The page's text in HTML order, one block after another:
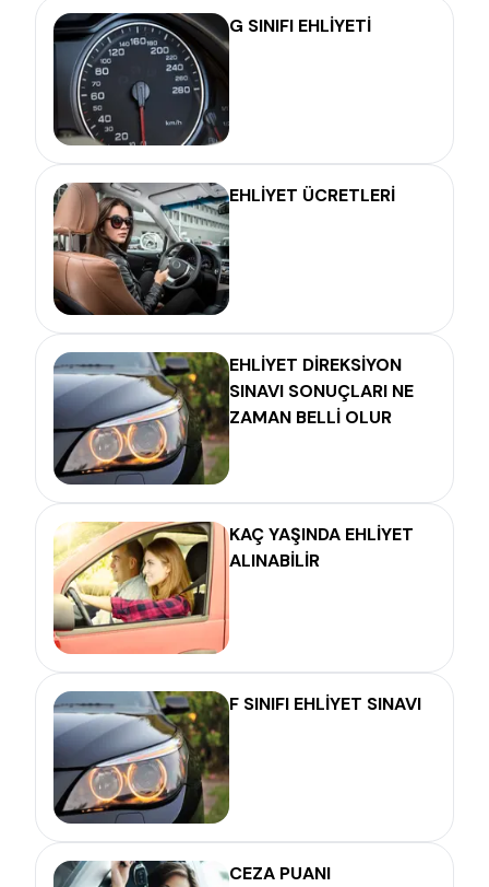
G SINIFI EHLİYETİ
EHLİYET ÜCRETLERİ
EHLİYET DİREKSİYON
SINAVI SONUÇLARI NE
ZAMAN BELLİ OLUR
KAÇ YAŞINDA EHLİYET
ALINABİLİR
F SINIFI EHLİYET SINAVI
CEZA PUANI